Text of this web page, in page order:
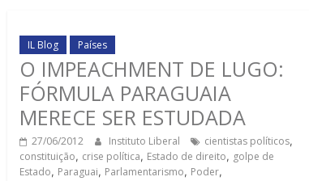
IL Blog Países
O IMPEACHMENT DE LUGO:
FÓRMULA PARAGUAIA
MERECE SER ESTUDADA
27/06/2012 Instituto Liberal cientistas políticos,
constituição, crise política, Estado de direito, golpe de
Estado, Paraguai, Parlamentarismo, Poder,